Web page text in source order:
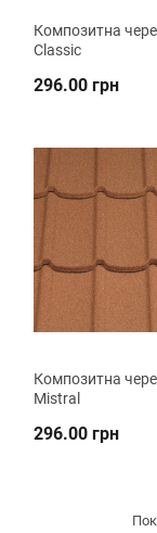
Композитна
Classic
296.00 грн
Композитна
Mistral
296.00 грн